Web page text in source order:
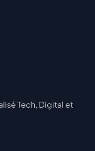
Tech, Digital et